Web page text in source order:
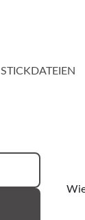
STICKDATEIEN